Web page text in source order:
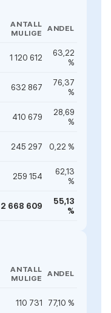
ANTALL
MULIGE
ANDEL
1 120 612
63,22
%
632 867
76,37
%
410 679
28,69
%
245 297 0,22 %
259 154
62,13
%
2 668 609
55,13
%
ANTALL
MULIGE
ANDEL
110 731 77,10 %